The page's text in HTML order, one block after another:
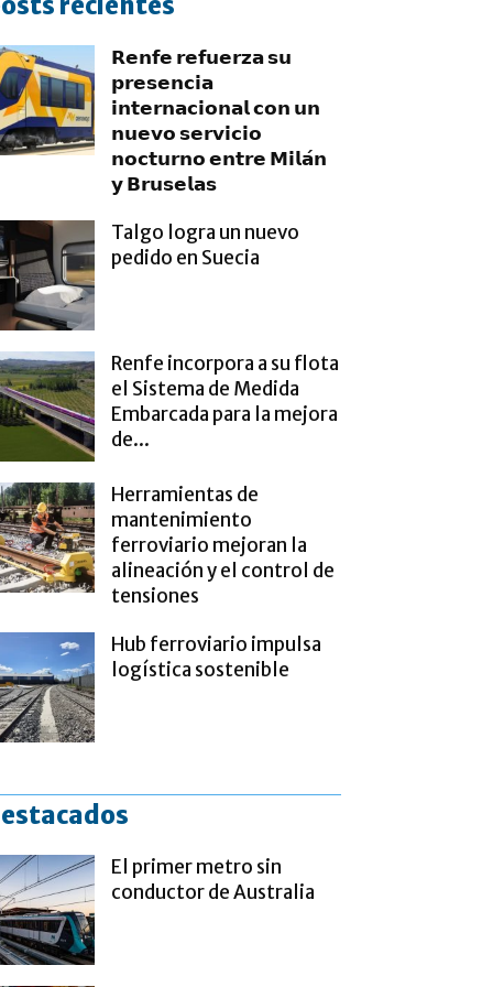
𝗥𝗲𝗻𝗳𝗲 𝗿𝗲𝗳𝘂𝗲𝗿𝘇𝗮 𝘀𝘂
𝗽𝗿𝗲𝘀𝗲𝗻𝗰𝗶𝗮
𝗶𝗻𝘁𝗲𝗿𝗻𝗮𝗰𝗶𝗼𝗻𝗮𝗹 𝗰𝗼𝗻 𝘂𝗻
𝗻𝘂𝗲𝘃𝗼 𝘀𝗲𝗿𝘃𝗶𝗰𝗶𝗼
𝗻𝗼𝗰𝘁𝘂𝗿𝗻𝗼 𝗲𝗻𝘁𝗿𝗲 𝗠𝗶𝗹𝗮́𝗻
𝘆 𝗕𝗿𝘂𝘀𝗲𝗹𝗮𝘀
Talgo logra un nuevo
pedido en Suecia
Renfe incorpora a su flota
el Sistema de Medida
Embarcada para la mejora
de...
Herramientas de
mantenimiento
ferroviario mejoran la
alineación y el control de
tensiones
Hub ferroviario impulsa
logística sostenible
El primer metro sin
conductor de Australia